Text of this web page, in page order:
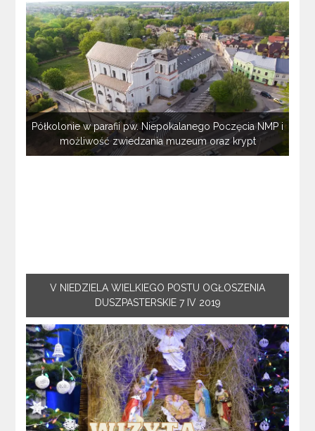
Półkolonie w parafii pw. Niepokalanego Poczęcia NMP i
możliwość zwiedzania muzeum oraz krypt
V NIEDZIELA WIELKIEGO POSTU OGŁOSZENIA
DUSZPASTERSKIE 7 IV 2019